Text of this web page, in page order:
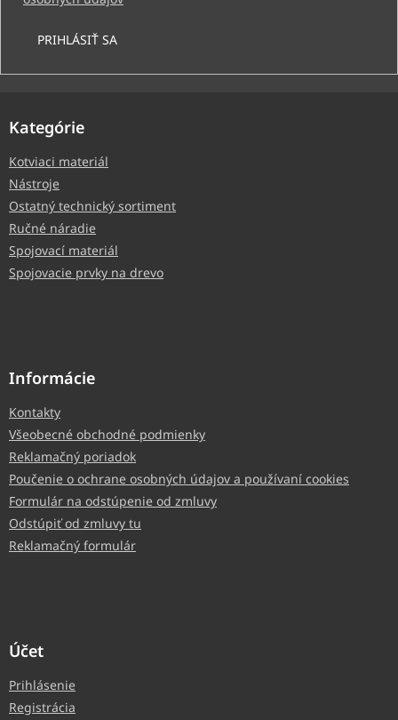
PRIHLÁSIŤ SA
Kategórie
Kotviaci materiál
Nástroje
Ostatný technický sortiment
Ručné náradie
Spojovací materiál
Spojovacie prvky na drevo
Informácie
Kontakty
Všeobecné obchodné podmienky
Reklamačný poriadok
Poučenie o ochrane osobných údajov a používaní cookies
Formulár na odstúpenie od zmluvy
Odstúpiť od zmluvy tu
Reklamačný formulár
Účet
Prihlásenie
Registrácia